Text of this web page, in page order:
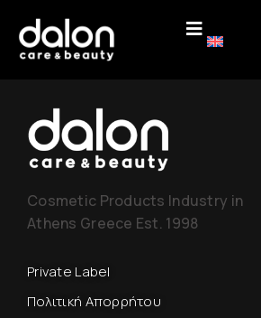
Cosmetic Products Industry in
Athens Greece Est. 1998
Private Label
Πολιτική Απορρήτου